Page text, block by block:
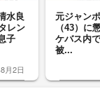
水良
レン
子
月2日
元ジャン
（43）
ケバス内
被...